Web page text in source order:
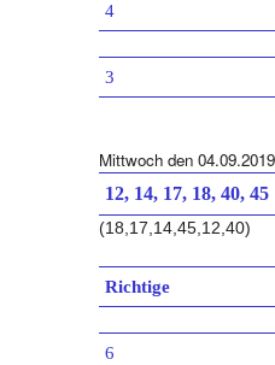
4
3
Mittwoch den 04.09.2019
12, 14, 17, 18, 40, 45
(18,17,14,45,12,40)
Richtige
6